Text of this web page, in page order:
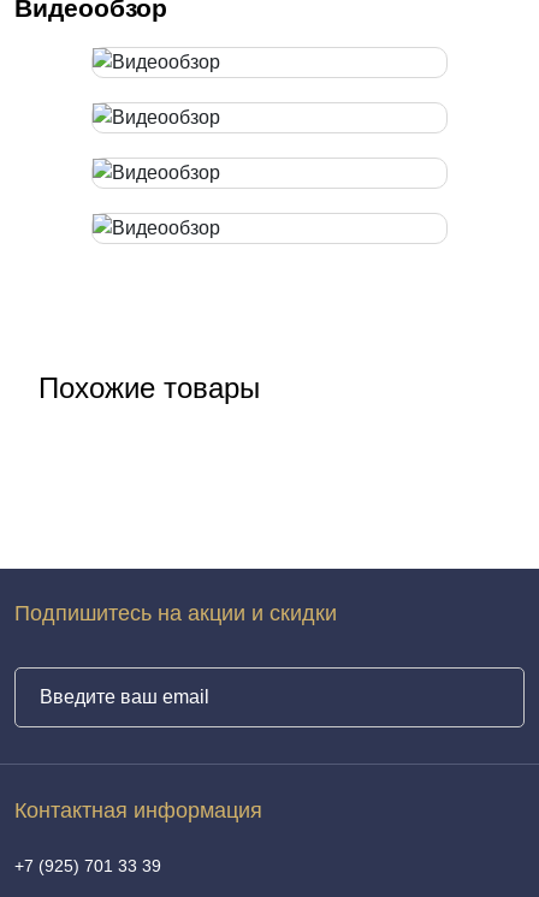
Видеообзор
Похожие товары
Контактная информация
+7 (925) 701 33 39
Подпишитесь на акции и скидки